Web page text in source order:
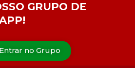
GRUPO DE
Entrar no Grupo